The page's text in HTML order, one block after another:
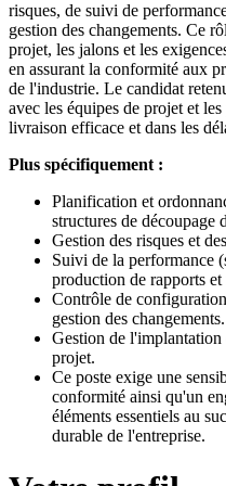
risques, de suivi de
gestion des changements. Ce
projet, les jalons et les
en assurant la conformité aux
de l'industrie. Le candidat
avec les équipes de projet et
livraison efficace et dans les
Plus spécifiquement :
Planification et
structures de découpage
Gestion des risques et
Suivi de la performance
production de rapports et
Contrôle de
gestion des changements.
Gestion de l'implantation
projet.
Ce poste exige une
conformité ainsi qu'un
éléments essentiels au
durable de l'entreprise.